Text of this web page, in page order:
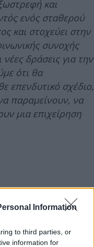
Information
to third parties, or
information for
και
ενός σταθερού
και στοχεύει στην
συνοχής
δράσεις για την
ότι θα
επενδυτικό σχέδιο,
παραμείνουν, να
μια επιχείρηση